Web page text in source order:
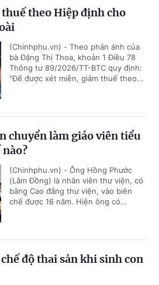
theo Hiệp định cho
(Chinhphu.vn) - Theo phản ánh của
bà Đặng Thị Thoa, khoản 1 Điều 78
Thông tư 89/2026/TT-BTC quy định:
"Để được xét miễn, giảm thuế theo...
chuyển làm giáo viên tiểu
(Chinhphu.vn) - Ông Hồng Phước
(Lâm Đồng) là nhân viên thư viện, có
bằng Cao đẳng thư viện, vào biên
chế được 16 năm. Hiện ông có...
độ thai sản khi sinh con